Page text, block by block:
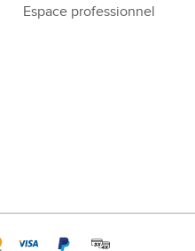
Espace professionnel